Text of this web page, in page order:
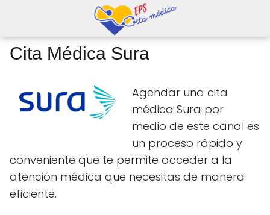
Cita Médica Sura
Agendar una cita
médica Sura por
medio de este canal es
un proceso rápido y
conveniente que te permite acceder a la
atención médica que necesitas de manera
eficiente.